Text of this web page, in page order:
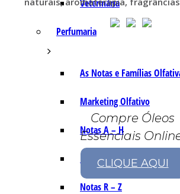
Veterinária
Perfumaria
As Notas e Famílias
Marketing Olfativo
Notas A – H
Notas I – Q
Notas R – Z
Compre Óleos
Essenciais
CLIQUE AQUI